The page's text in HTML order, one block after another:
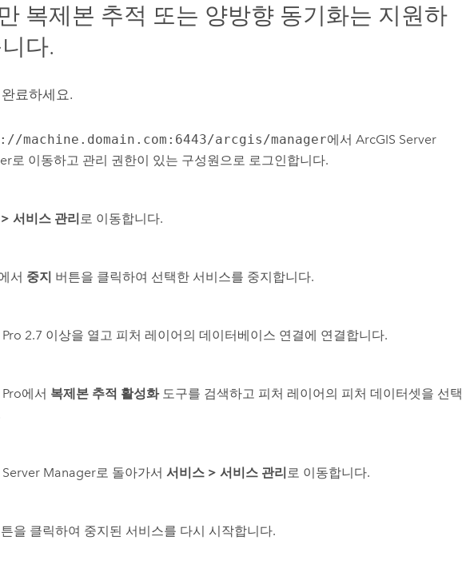
복제본 추적 또는 양방향 동기화는 지원하
다.
료하세요.
machine.domain.com:6443/arcgis/manager에서ArcGIS Server
로 이동하고 관리 권한이 있는 구성원으로 로그인합니다.
> 서비스 관리 로 이동합니다.
서 중지 버튼을 클릭하여 선택한 서비스를 중지합니다.
2.7 이상을 열고 피처 레이어의 데이터베이스 연결에 연결합니다.
에서 복제본 추적 활성화도구를 검색하고 피처 레이어의 피처 데이터셋을 선택
Server Manager로 돌아가서서비스 > 서비스 관리로 이동합니다.
을 클릭하여 중지된 서비스를 다시 시작합니다.